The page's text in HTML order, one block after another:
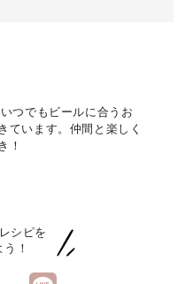
つでもビールに合うお
ています。仲間と楽しく
！
シピを
！